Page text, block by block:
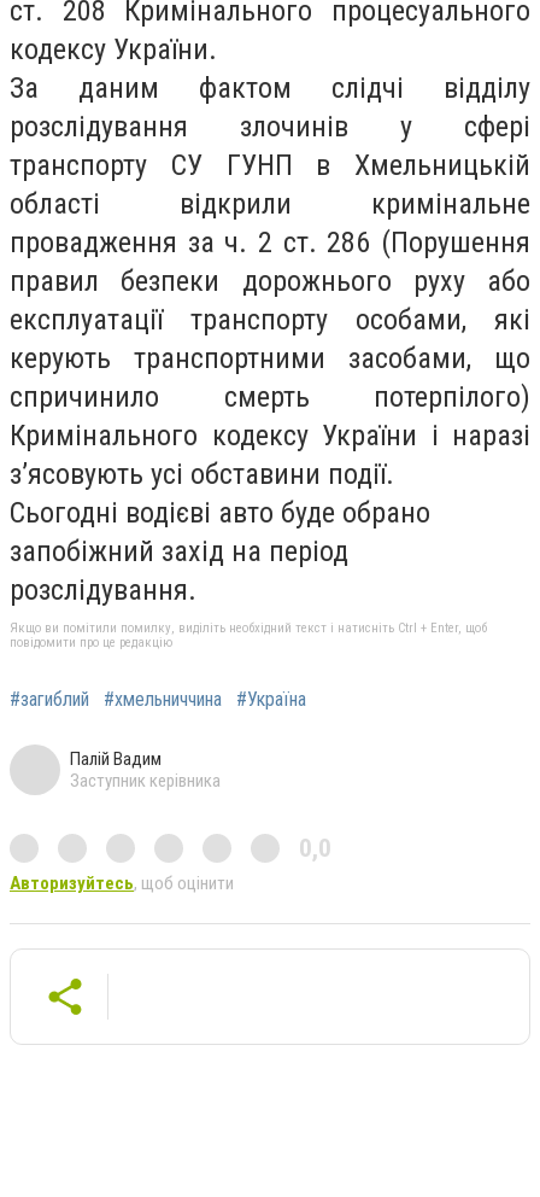
ст. 208 Кримінального процесуального
кодексу України.
За даним фактом слідчі відділу
розслідування злочинів у сфері
транспорту СУ ГУНП в Хмельницькій
області відкрили кримінальне
провадження за ч. 2 ст. 286 (Порушення
правил безпеки дорожнього руху або
експлуатації транспорту особами, які
керують транспортними засобами, що
спричинило смерть потерпілого)
Кримінального кодексу України і наразі
з’ясовують усі обставини події.
Сьогодні водієві авто буде обрано
запобіжний захід на період
розслідування.
Якщо ви помітили помилку, виділіть необхідний текст і натисніть Ctrl + Enter, щоб
повідомити про це редакцію
#загиблий #хмельниччина #Україна
Палій Вадим
Заступник керівника
0,0
Авторизуйтесь, щоб оцінити